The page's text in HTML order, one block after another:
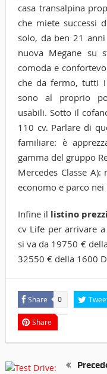
casa transalpina
che miete successi
solo, da ben 21
nuova Megane su
comoda e
che da fermo, tutti i
sono al proprio
usabili. Sotto il
110 cv. Parlare di
familiare: è
gamma del gruppo
Mercedes Classe
economo e parco nei
Infine il listino prezzi
cv Life per arrivare
si va da 19750 €
32550 € della 1600
Share 0
Share